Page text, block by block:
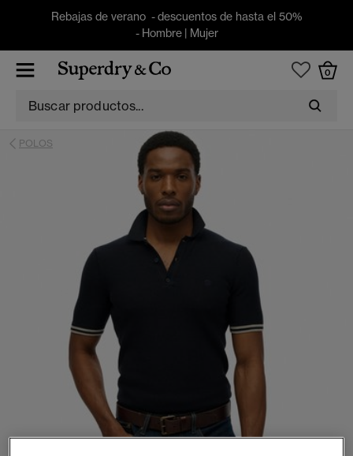
Rebajas de verano - descuentos de hasta el 50%
- Hombre| Mujer
0
POLOS